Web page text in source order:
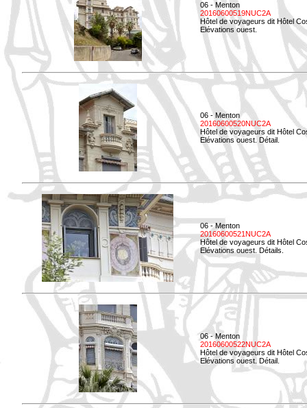
06 - Menton
20160600519NUC2A
Hôtel de voyageurs dit Hôtel
Elévations ouest.
06 - Menton
20160600520NUC2A
Hôtel de voyageurs dit Hôtel
Elévations ouest. Détail.
06 - Menton
20160600521NUC2A
Hôtel de voyageurs dit Hôtel
Elévations ouest. Détails.
06 - Menton
20160600522NUC2A
Hôtel de voyageurs dit Hôtel
Elévations ouest. Détail.